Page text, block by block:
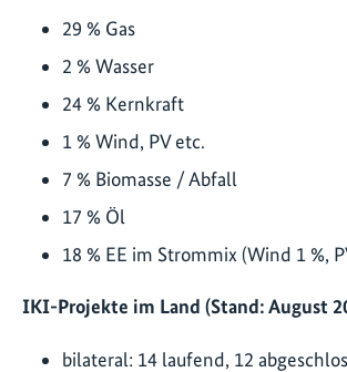
29 % Gas
2 % Wasser
24 % Kernkraft
1 % Wind, PV etc.
7 % Biomasse / Abfall
17 % Öl
18 % EE im Strommix (Wind 1 %,
IKI-Projekte im Land (Stand: August
bilateral: 14 laufend, 12